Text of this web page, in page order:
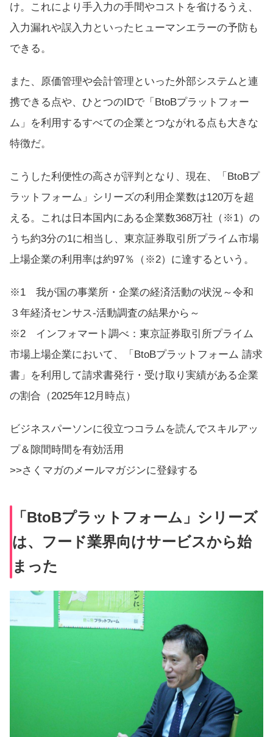
け。これにより手入力の手間やコストを省けるうえ、
入力漏れや誤入力といったヒューマンエラーの予防も
できる。
また、原価管理や会計管理といった外部システムと連
携できる点や、ひとつのIDで「BtoBプラットフォー
ム」を利用するすべての企業とつながれる点も大きな
特徴だ。
こうした利便性の高さが評判となり、現在、「BtoBプ
ラットフォーム」シリーズの利用企業数は120万を超
える。これは日本国内にある企業数368万社（※1）の
うち約3分の1に相当し、東京証券取引所プライム市場
上場企業の利用率は約97％（※2）に達するという。
※1 我が国の事業所・企業の経済活動の状況～令和
３年経済センサス‐活動調査の結果から～
※2 インフォマート調べ：東京証券取引所プライム
市場上場企業において、「BtoBプラットフォーム 請求
書」を利用して請求書発行・受け取り実績がある企業
の割合（2025年12月時点）
ビジネスパーソンに役立つコラムを読んでスキルアッ
プ＆隙間時間を有効活用
>>さくマガのメールマガジンに登録する
「BtoBプラットフォーム」シリーズ
は、フード業界向けサービスから始
まった